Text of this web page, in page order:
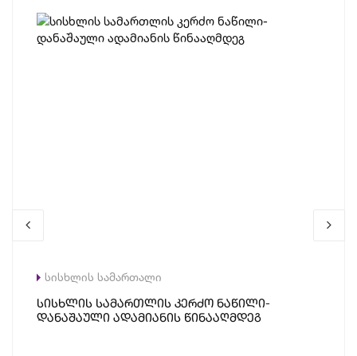
სისხლის სამართალი
Სისხლის Სამართლის Კერძო Ნაწილი-
Დანაშაული Ადამიანის Წინააღმდეგ